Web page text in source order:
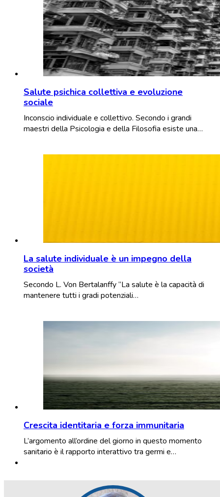
Salute psichica collettiva e evoluzione
sociale
Inconscio individuale e collettivo. Secondo i grandi
maestri della Psicologia e della Filosofia esiste una…
La salute individuale è un impegno della
società
Secondo L. Von Bertalanffy “La salute è la capacità di
mantenere tutti i gradi potenziali…
Crescita identitaria e forza immunitaria
L’argomento all’ordine del giorno in questo momento
sanitario è il rapporto interattivo tra germi e…